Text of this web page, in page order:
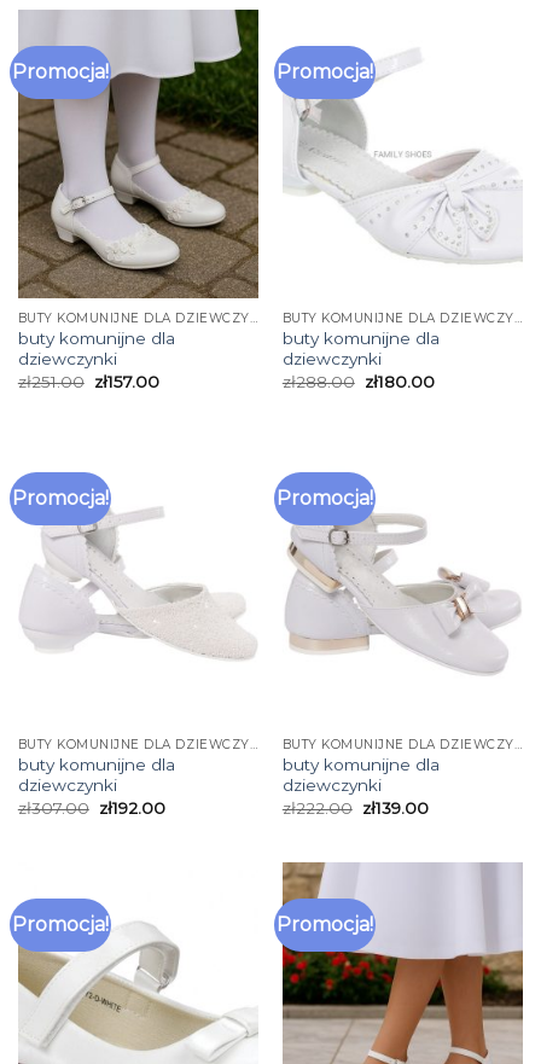
Promocja!
buty komunijne dla
dziewczynki
zł251.00 zł157.00
Promocja!
buty komunijne dla
dziewczynki
zł288.00 zł180.00
Promocja!
BUTY KOMUNIJNE DLA DZIEWCZYNKI
buty komunijne dla
dziewczynki
zł307.00 zł192.00
Promocja!
BUTY KOMUNIJNE DLA DZIEWCZYNKI
buty komunijne dla
dziewczynki
zł222.00 zł139.00
Promocja! Promocja!